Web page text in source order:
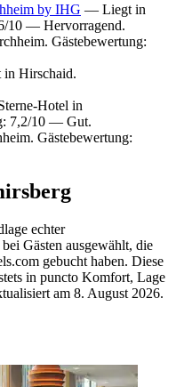
by IHG — Liegt in
10 — Hervorragend.
Gästebewertung:
Hirschaid.
Hotel in
7,2/10 — Gut.
Gästebewertung:
echter
Gästen ausgewählt, die
gebucht haben. Diese
in puncto Komfort, Lage
am 8. August 2026.